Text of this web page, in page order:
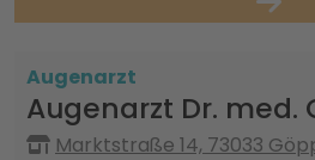
Augenarzt
Augenarzt Dr. med.
Marktstraße 14, 73033